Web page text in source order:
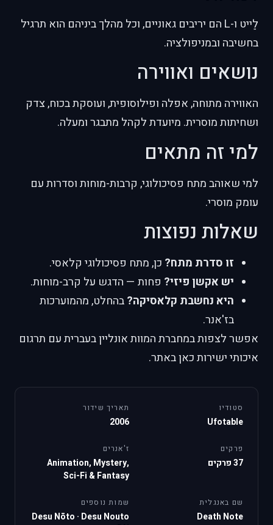
לַייט ו-L הם יריבים גאוניים, וכל מהלך ביניהם הוא תרגיל
בחשיבה ובמניפולציה.
נושאים ואווירה
האווירה מתוחה, אפלה ופילוסופית, ועוסקת בכוח, צדק
ושחיתות מוסרית. מיועדת לקהל מתבגר ומעלה.
למי זה מתאים
למי שאוהב מתח פסיכולוגי, קרבות-מוחות וסדרות עם
עומק מוסרי.
שאלות נפוצות
זו סדרת מתח? כן, מתח פסיכולוגי קלאסי.
יש אקשן פיזי? פחות — הדגש על קרב-מוחות.
היא נחשבת קלאסיקה?בהחלט, מהמוערכות
בז'אנר.
אפשר לצפות במחברת המוות אונליין בעברית עם תרגום
איכותי ישירות כאן באתר.
סטודיו
Ufotable
תאריך שידור
2006
פרקים
37 פרקים
ז'אנרים
Animation, Mystery,
Sci-Fi & Fantasy
שם באנגלית
Death Note
שמות נוספים
Desu Nōto · Desu Nouto